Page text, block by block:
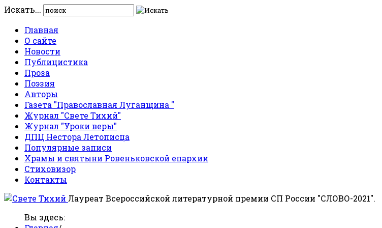
Искать...
Главная
О сайте
Новости
Публицистика
Проза
Поэзия
Авторы
Газета "Православная Луганщина "
Журнал "Свете Тихий"
Журнал "Уроки веры"
ДПЦ Нестора Летописца
Популярные записи
Храмы и святыни Ровеньковской епархии
Стиховизор
Контакты
Лауреат Всероссийской литературной премии СП России "СЛОВО-2021".
Вы здесь: